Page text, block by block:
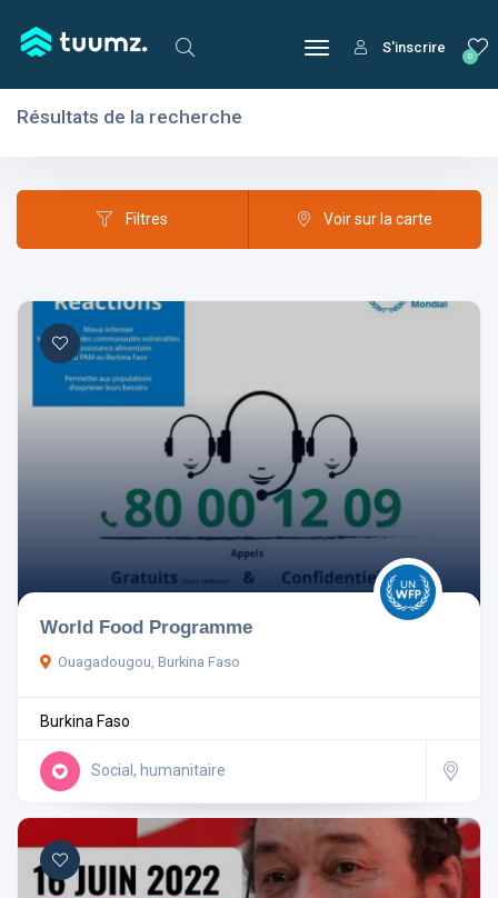
0
S'inscrire
Domaines
Aptitudes
Réinitialiser les filtres
Résultats de la recherche
Filtres Voir sur la carte
World Food Programme
Ouagadougou, Burkina Faso
Burkina Faso
Social, humanitaire